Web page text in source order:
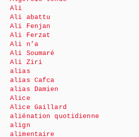
Ali
Ali abattu
Ali Fenjan
Ali Ferzat
Ali n’a
Ali Soumaré
Ali Ziri
alias
alias Cafca
alias Damien
Alice
Alice Gaillard
aliénation quotidienne
align
alimentaire